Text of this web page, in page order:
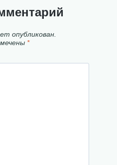
опубликован.
*